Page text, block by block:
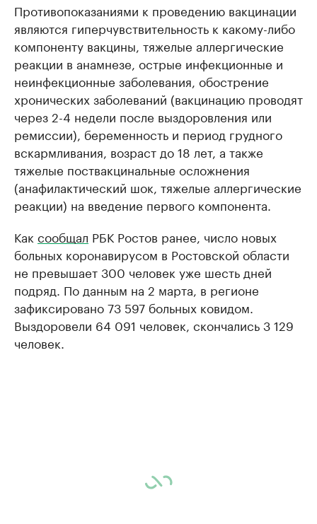
Противопоказаниями к проведению вакцинации
являются гиперчувствительность к какому-либо
компоненту вакцины, тяжелые аллергические
реакции в анамнезе, острые инфекционные и
неинфекционные заболевания, обострение
хронических заболеваний (вакцинацию проводят
через 2-4 недели после выздоровления или
ремиссии), беременность и период грудного
вскармливания, возраст до 18 лет, а также
тяжелые поствакцинальные осложнения
(анафилактический шок, тяжелые аллергические
реакции) на введение первого компонента.
Как сообщал РБК Ростов ранее, число новых
больных коронавирусом в Ростовской области
не превышает 300 человек уже шесть дней
подряд. По данным на 2 марта, в регионе
зафиксировано 73 597 больных ковидом.
Выздоровели 64 091 человек, скончались 3 129
человек.